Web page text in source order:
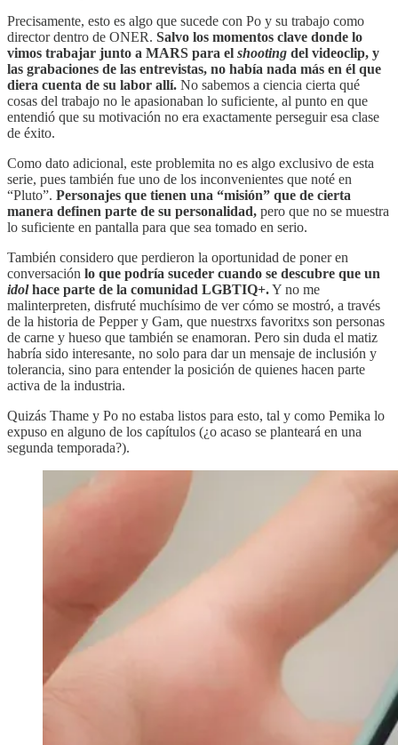
Precisamente, esto es algo que sucede con Po y su trabajo como
director dentro de ONER. Salvo los momentos clave donde lo
vimos trabajar junto a MARS para el shooting del videoclip, y
las grabaciones de las entrevistas, no había nada más en él que
diera cuenta de su labor allí. No sabemos a ciencia cierta qué
cosas del trabajo no le apasionaban lo suficiente, al punto en que
entendió que su motivación no era exactamente perseguir esa clase
de éxito.
Como dato adicional, este problemita no es algo exclusivo de esta
serie, pues también fue uno de los inconvenientes que noté en
“Pluto”. Personajes que tienen una “misión” que de cierta
manera definen parte de su personalidad, pero que no se muestra
lo suficiente en pantalla para que sea tomado en serio.
También considero que perdieron la oportunidad de poner en
conversación lo que podría suceder cuando se descubre que un
idolhace parte de la comunidad LGBTIQ+.Y no me
malinterpreten, disfruté muchísimo de ver cómo se mostró, a través
de la historia de Pepper y Gam, que nuestrxs favoritxs son personas
de carne y hueso que también se enamoran. Pero sin duda el matiz
habría sido interesante, no solo para dar un mensaje de inclusión y
tolerancia, sino para entender la posición de quienes hacen parte
activa de la industria.
Quizás Thame y Po no estaba listos para esto, tal y como Pemika lo
expuso en alguno de los capítulos (¿o acaso se planteará en una
segunda temporada?).